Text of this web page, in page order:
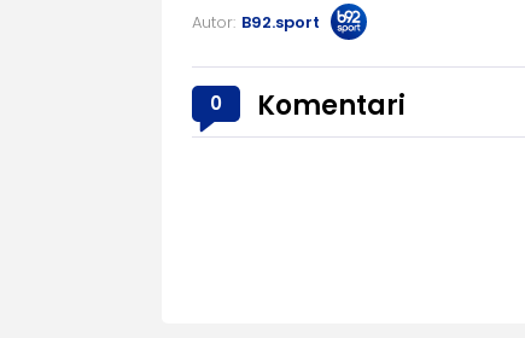
Autor: B92.sport
0 Komentari